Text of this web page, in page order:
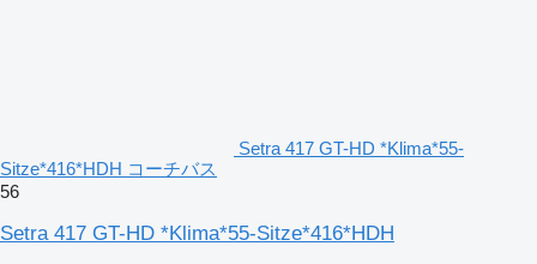
Setra 417 GT-HD *Klima*55-
Sitze*416*HDH コーチバス
56
Setra 417 GT-HD *Klima*55-Sitze*416*HDH